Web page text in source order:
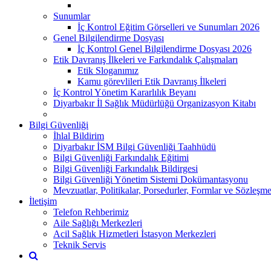
Sunumlar
İç Kontrol Eğitim Görselleri ve Sunumları 2026
Genel Bilgilendirme Dosyası
İç Kontrol Genel Bilgilendirme Dosyası 2026
Etik Davranış İlkeleri ve Farkındalık Çalışmaları
Etik Sloganımız
Kamu görevlileri Etik Davranış İlkeleri
İç Kontrol Yönetim Kararlılık Beyanı
Diyarbakır İl Sağlık Müdürlüğü Organizasyon Kitabı
Bilgi Güvenliği
İhlal Bildirim
Diyarbakır İSM Bilgi Güvenliği Taahhüdü
Bilgi Güvenliği Farkındalık Eğitimi
Bilgi Güvenliği Farkındalık Bildirgesi
Bilgi Güvenliği Yönetim Sistemi Dokümantasyonu
Mevzuatlar, Politikalar, Porsedurler, Formlar ve
İletişim
Telefon Rehberimiz
Aile Sağlığı Merkezleri
Acil Sağlık Hizmetleri İstasyon Merkezleri
Teknik Servis